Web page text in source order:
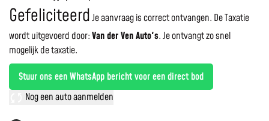
GefeliciteerdJe aanvraag is correct ontvangen. De Taxatie
wordt uitgevoerd door:Van der Ven Auto's.Je ontvangt zo snel
mogelijk de taxatie.
Stuur ons een WhatsApp bericht voor een direct bod
Nog een auto aanmelden